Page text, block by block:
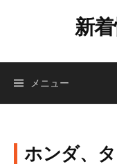
ン
新
メニュー
ホンダ、